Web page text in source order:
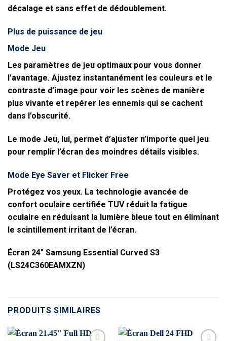
décalage et sans effet de dédoublement.
Plus de puissance de jeu
Mode Jeu
Les paramètres de jeu optimaux pour vous donner
l’avantage. Ajustez instantanément les couleurs et le
contraste d’image pour voir les scènes de manière
plus vivante et repérer les ennemis qui se cachent
dans l’obscurité.
Le mode Jeu, lui, permet d’ajuster n’importe quel jeu
pour remplir l’écran des moindres détails visibles.
Mode Eye Saver et Flicker Free
Protégez vos yeux. La technologie avancée de
confort oculaire certifiée TUV réduit la fatigue
oculaire en réduisant la lumière bleue tout en éliminant
le scintillement irritant de l’écran.
Écran 24″ Samsung Essential Curved S3
(LS24C360EAMXZN)
PRODUITS SIMILAIRES